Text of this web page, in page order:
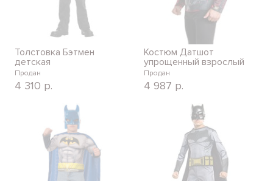
Толстовка Бэтмен
детская
Продан
4 310 р.
Костюм Датшот
упрощенный взрослый
Продан
4 987 р.